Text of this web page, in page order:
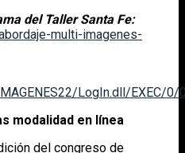
del Taller Santa Fe:
multi-imagenes-
LogIn.dll/EXEC/
modalidad en línea
del congreso de